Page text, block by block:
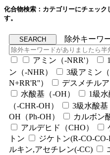
化合物検索：カテゴリーにチェック
す。
除外キーワ
アミン（-NRR'）
ン（-NHR）
3級アミン（
N+RR'R''）
デスメチル
水酸基（-OH）
1級
（-CHR-OH）
3級水酸基
OH（Ph-OH）
カルボン
アルデヒド（CHO）
トン
ジケトン(R-CO-CO-
ルキン,アセチレン(-CC)